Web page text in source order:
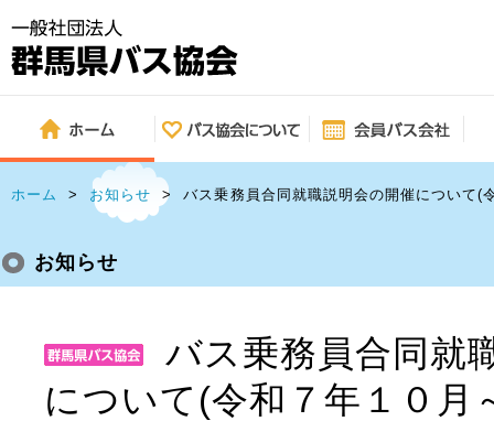
ホーム > お知らせ > バス乗務員合同就職説明会の開催について(
お知らせ
バス乗務員合同就
について(令和７年１０月